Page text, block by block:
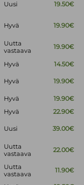
Uusi 19.50€
Hyvä 19.90€
Uutta
vastaava
19.90€
Hyvä
14.50€
Hyvä 19.90€
Hyvä
19.90€
Hyvä
22.90€
Uusi 39.00€
Uutta
vastaava
22.00€
Uutta
vastaava
11.90€